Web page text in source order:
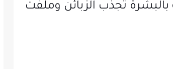
بالبشرة تجذب الزبائن وملفت